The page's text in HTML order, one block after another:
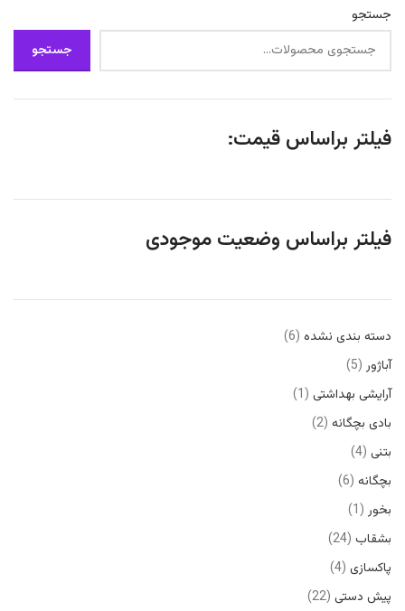
جستجو
جستجو
فیلتر براساس قیمت:
فیلتر براساس وضعیت موجودی
دسته بندی نشده 6
آباژور 5
آرایشی بهداشتی 1
بادی بچگانه 2
بتنی 4
بچگانه 6
بخور 1
بشقاب 24
پاکسازی 4
پیش دستی 22